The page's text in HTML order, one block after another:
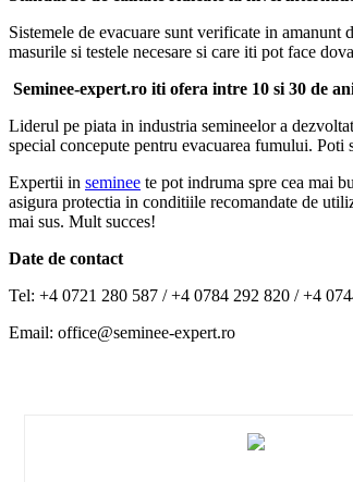
Sistemele de evacuare sunt verificate in amanunt
masurile si testele necesare si care iti pot face
Seminee-expert.ro iti ofera intre 10 si 30 de
Liderul pe piata in industria semineelor a
special concepute pentru evacuarea fumului.
Expertii in seminee te pot indruma spre cea mai
asigura protectia in conditiile recomandate de
mai sus. Mult succes!
Date de contact
Tel: +4 0721 280 587 / +4 0784 292 820 / +4
Email: office@seminee-expert.ro